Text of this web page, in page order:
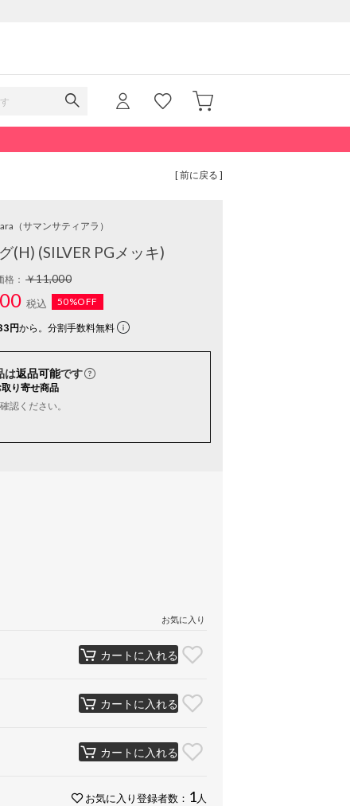
[ 前に戻る ]
（サマンサティアラ）
(H) (SILVER PGメッキ)
格：￥11,000
税込 50%OFF
円から。分割手数料無料
は返品可能です
取り寄せ商品
認ください。
お気に入り
カートに入れる
カートに入れる
カートに入れる
お気に入り登録者数： 1 人